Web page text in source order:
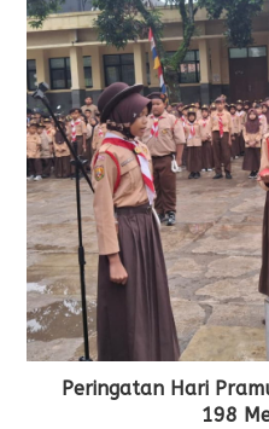
Peringatan Hari
198